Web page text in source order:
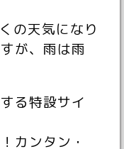
の天気になり
が、雨は雨
る特設サイ
カンタン・